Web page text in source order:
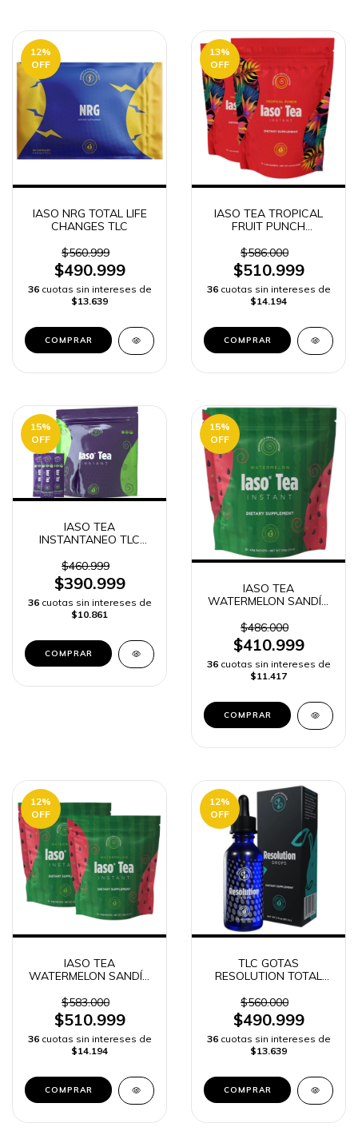
12%
OFF
IASO NRG TOTAL LIFE
CHANGES TLC
$560.999
$490.999
36 cuotas sin intereses de
$13.639
13%
OFF
IASO TEA TROPICAL
FRUIT PUNCH
LIFE CHANGES 50
SOBRES
$586.000
$510.999
36 cuotas sin intereses de
$14.194
15%
OFF
IASO TEA
INSTANTANEO TLC
25 sobres
$460.999
$390.999
36 cuotas sin intereses de
$10.861
15%
OFF
IASO TEA
WATERMELON SANDÍA
LIFE CHANGES TLC 25
SOBRES
$486.000
$410.999
36 cuotas sin intereses de
$11.417
12%
OFF
IASO TEA
WATERMELON SANDÍA
LIFE CHANGES TLC 50
SOBRES
$583.000
$510.999
36 cuotas sin intereses de
$14.194
12%
OFF
TLC GOTAS
RESOLUTION TOTAL
$560.000
$490.999
36 cuotas sin intereses de
$13.639